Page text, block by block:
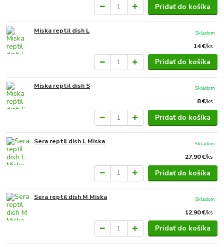
Pridať do košíka
Miska reptil dish L
14 €/ks
Skladom
Pridať do košíka
Miska reptil dish S
8 €/ks
Skladom
Pridať do košíka
Sera reptil dish L Miska
27,90 €/ks
Skladom
Pridať do košíka
Sera reptil dish M Miska
12,90 €/ks
Skladom
Pridať do košíka